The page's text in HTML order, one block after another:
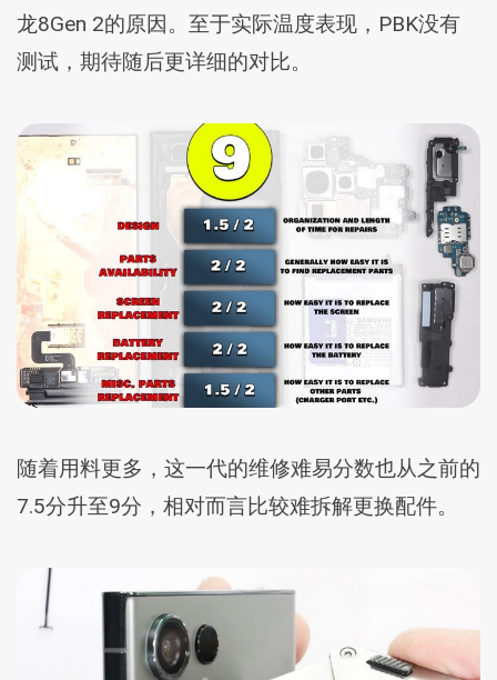
龙8Gen 2的原因。至于实际温度表现，PBK没有
测试，期待随后更详细的对比。
随着用料更多，这一代的维修难易分数也从之前的
7.5分升至9分，相对而言比较难拆解更换配件。